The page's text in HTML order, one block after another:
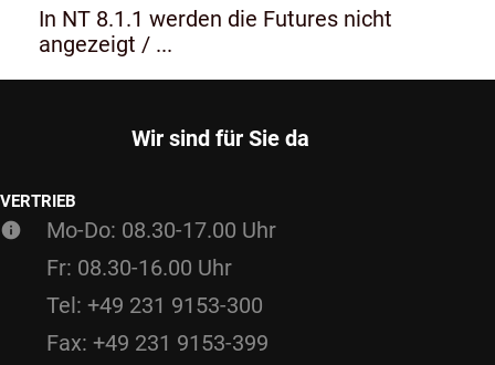
In NT 8.1.1 werden die Futures nicht
angezeigt / ...
Wir sind für Sie da
VERTRIEB
Mo-Do: 08.30-17.00 Uhr
Fr: 08.30-16.00 Uhr
Tel: +49 231 9153-300
Fax: +49 231 9153-399